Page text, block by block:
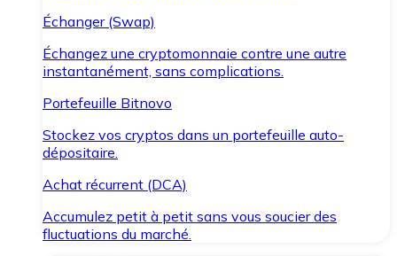
Échanger (Swap)
Échangez une cryptomonnaie contre une autre
instantanément, sans complications.
Portefeuille Bitnovo
Stockez vos cryptos dans un portefeuille auto-
dépositaire.
Achat récurrent (DCA)
Accumulez petit à petit sans vous soucier des
fluctuations du marché.